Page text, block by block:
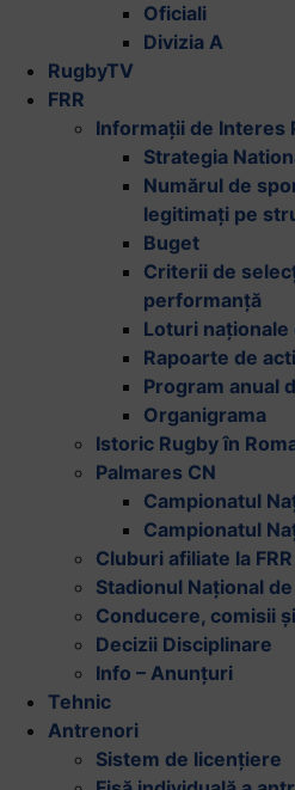
Oficiali
Divizia A
RugbyTV
FRR
Informații de Interes
Strategia
Numărul de
legitimați pe
Buget
Criterii de
performanță
Loturi naționale
Rapoarte de
Program anual
Organigrama
Istoric Rugby în
Palmares CN
Campionatul
Campionatul
Cluburi afiliate la FRR
Stadionul Național
Conducere, comisii
Decizii Disciplinare
Info – Anunțuri
Tehnic
Antrenori
Sistem de licențiere